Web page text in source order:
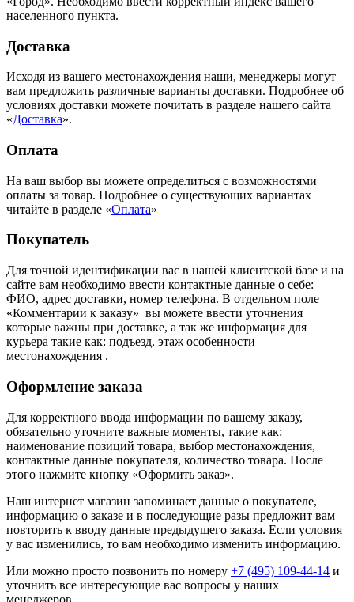
населенного пункта.
Доставка
Исходя из вашего местонахождения наши, менеджеры могут
вам предложить различные варианты доставки. Подробнее об
условиях доставки можете почитать в разделе нашего сайта
«Доставка».
Оплата
На ваш выбор вы можете определиться с возможностями
оплаты за товар. Подробнее о существующих вариантах
читайте в разделе «Оплата»
Покупатель
Для точной идентификации вас в нашей клиентской базе и на
сайте вам необходимо ввести контактные данные о себе:
ФИО, адрес доставки, номер телефона. В отдельном поле
«Комментарии к заказу» вы можете ввести уточнения
которые важны при доставке, а так же информация для
курьера такие как: подъезд, этаж особенности
местонахождения .
Оформление заказа
Для корректного ввода информации по вашему заказу,
обязательно уточните важные моменты, такие как:
наименование позиций товара, выбор местонахождения,
контактные данные покупателя, количество товара. После
этого нажмите кнопку «Оформить заказ».
Наш интернет магазин запоминает данные о покупателе,
информацию о заказе и в последующие разы предложит вам
повторить к вводу данные предыдущего заказа. Если условия
у вас изменились, то вам необходимо изменить информацию.
Или можно просто позвонить по номеру +7 (495) 109-44-14 и
уточнить все интересующие вас вопросы у наших
менеджеров.